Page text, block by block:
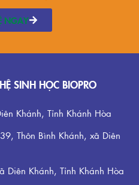
NGAY
SINH HỌC BIOPRO
Khánh, Tỉnh Khánh Hòa
Thôn Bình Khánh, xã Diên
Diên Khánh, Tỉnh Khánh Hòa